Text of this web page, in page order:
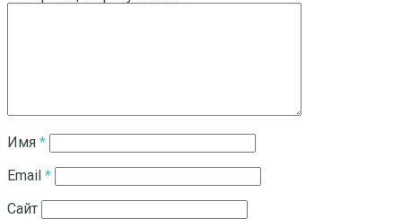
Имя *
Email *
Сайт